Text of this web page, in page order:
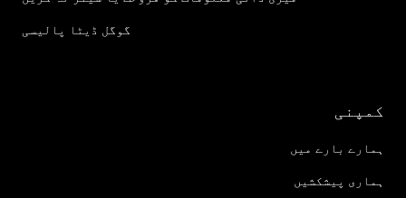
گوگل ڈیٹا پالیسی
کمپنی
ہمارے بارے میں
ہماری پیشکشیں